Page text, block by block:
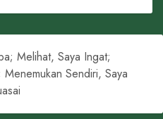
Melihat, Saya Ingat;
Sendiri, Saya